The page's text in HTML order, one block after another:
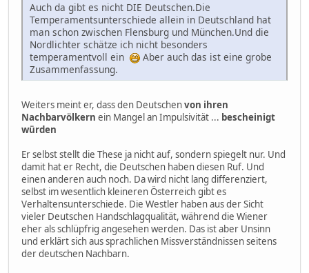
Auch da gibt es nicht DIE Deutschen.Die
Temperamentsunterschiede allein in Deutschland hat
man schon zwischen Flensburg und München.Und die
Nordlichter schätze ich nicht besonders
temperamentvoll ein
Aber auch das ist eine grobe
Zusammenfassung.
Weiters meint er, dass den Deutschenvon ihren
Nachbarvölkern ein Mangel an Impulsivität ... bescheinigt
würden
Er selbst stellt die These ja nicht auf, sondern spiegelt nur. Und
damit hat er Recht, die Deutschen haben diesen Ruf. Und
einen anderen auch noch. Da wird nicht lang differenziert,
selbst im wesentlich kleineren Österreich gibt es
Verhaltensunterschiede. Die Westler haben aus der Sicht
vieler Deutschen Handschlagqualität, während die Wiener
eher als schlüpfrig angesehen werden. Das ist aber Unsinn
und erklärt sich aus sprachlichen Missverständnissen seitens
der deutschen Nachbarn.